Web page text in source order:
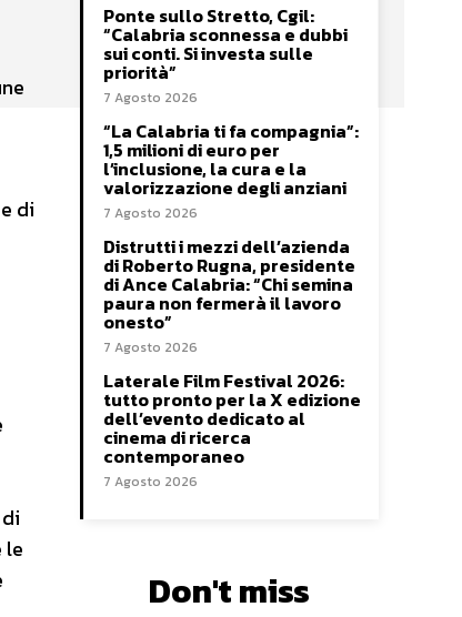
di
le
Ponte sullo Stretto, Cgil:
“Calabria sconnessa e dubbi
sui conti. Si investa sulle
priorità”
7 Agosto 2026
“La Calabria ti fa compagnia”:
1,5 milioni di euro per
l’inclusione, la cura e la
valorizzazione degli anziani
7 Agosto 2026
Distrutti i mezzi dell’azienda
di Roberto Rugna, presidente
di Ance Calabria: “Chi semina
paura non fermerà il lavoro
onesto”
7 Agosto 2026
Laterale Film Festival 2026:
tutto pronto per la X edizione
dell’evento dedicato al
cinema di ricerca
contemporaneo
7 Agosto 2026
Don't miss